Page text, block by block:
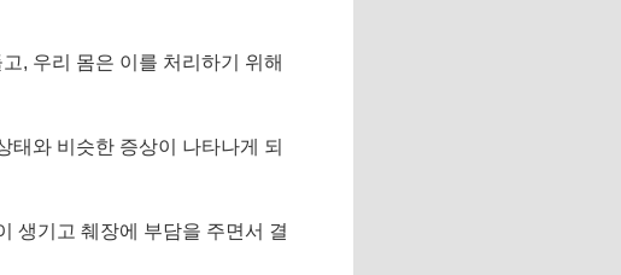
, 우리 몸은 이를 처리하기 위해
태와 비슷한 증상이 나타나게 되
생기고 췌장에 부담을 주면서 결